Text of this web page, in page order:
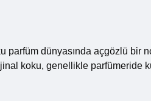
parfüm dünyasında açgözlü bir
koku, genellikle parfümeride